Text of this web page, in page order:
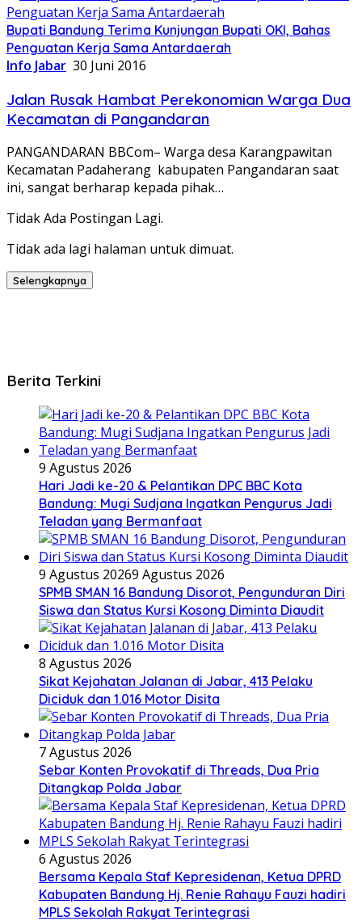
Bupati Bandung Terima Kunjungan Bupati OKI, Bahas
Penguatan Kerja Sama Antardaerah
Info Jabar 30 Juni 2016
Jalan Rusak Hambat Perekonomian Warga Dua
Kecamatan di Pangandaran
PANGANDARAN BBCom– Warga desa Karangpawitan
Kecamatan Padaherang kabupaten Pangandaran saat
ini, sangat berharap kepada pihak…
Tidak Ada Postingan Lagi.
Tidak ada lagi halaman untuk dimuat.
Selengkapnya
Berita Terkini
9 Agustus 2026
Hari Jadi ke-20 & Pelantikan DPC BBC Kota
Bandung: Mugi Sudjana Ingatkan Pengurus Jadi
Teladan yang Bermanfaat
9 Agustus 20269 Agustus 2026
SPMB SMAN 16 Bandung Disorot, Pengunduran Diri
Siswa dan Status Kursi Kosong Diminta Diaudit
8 Agustus 2026
Sikat Kejahatan Jalanan di Jabar, 413 Pelaku
Diciduk dan 1.016 Motor Disita
7 Agustus 2026
Sebar Konten Provokatif di Threads, Dua Pria
Ditangkap Polda Jabar
6 Agustus 2026
Bersama Kepala Staf Kepresidenan, Ketua DPRD
Kabupaten Bandung Hj. Renie Rahayu Fauzi hadiri
MPLS Sekolah Rakyat Terintegrasi